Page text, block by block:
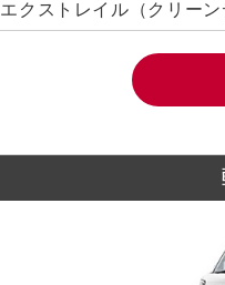
エクストレイル（クリーン